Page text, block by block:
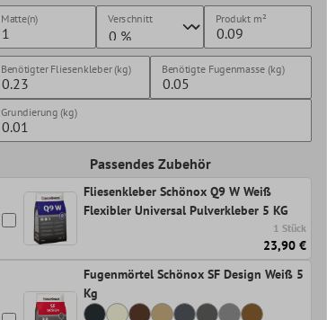
Matte(n) Verschnitt Produkt m²
Benötigter Fliesenkleber (kg) Benötigte Fugenmasse (kg)
Grundierung (kg)
Passendes Zubehör
Fliesenkleber Schönox Q9 W Weiß
Flexibler Universal Pulverkleber 5 KG
1 Stück
23,90 €
Fugenmörtel Schönox SF Design Weiß 5
Kg